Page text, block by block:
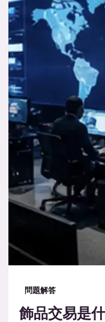
問題解答
飾品交易是